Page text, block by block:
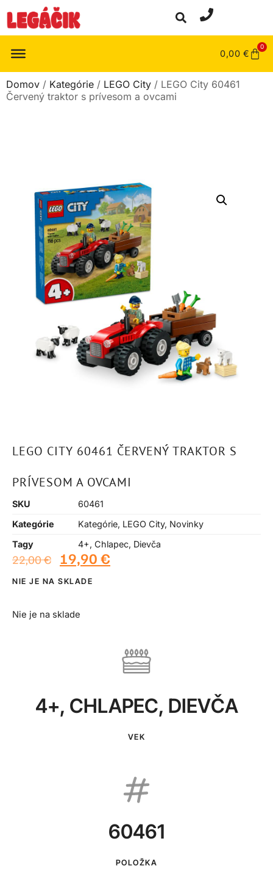
0,00 €
0
Domov / Kategórie / LEGO City / LEGO City 60461
Červený traktor s prívesom a ovcami
LEGO CITY 60461 ČERVENÝ TRAKTOR S
PRÍVESOM A OVCAMI
SKU
60461
Kategórie
Kategórie, LEGO City, Novinky
Tagy
4+, Chlapec, Dievča
22,00€ 19,90 €
NIE JE NA SKLADE
Nie je na sklade
4+, CHLAPEC, DIEVČA
VEK
60461
POLOŽKA